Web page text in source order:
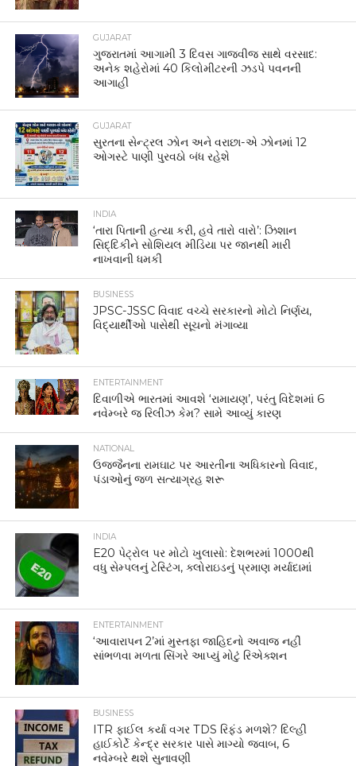
GUJARAT
ગુજરાતમાં આગામી 3 દિવસ ગાજવીજ સાથે વરસાદ:
અનેક શહેરોમાં 40 કિલોમીટરની ઝડપે પવનની
આગાહી
GUJARAT
સુરતના સેન્ટ્રલ ઝોન અને વરાછા-એ ઝોનમાં 12
ઓગસ્ટે પાણી પુરવઠો બંધ રહેશે
INDIA
‘તારા પિતાની હત્યા કરી, હવે તારો વારો’: ઝિશાન
સિદ્દિકીને સોશિયલ મીડિયા પર જાનથી મારી
નાખવાની ધમકી
BUSINESS
JPSC-JSSC વિવાદ વચ્ચે સરકારનો મોટો નિર્ણય,
વિદ્યાર્થીઓ પાસેથી સૂચનો મંગાવ્યા
ENTERTAINMENT
દિવાળીએ ભારતમાં આવશે ‘રામાયણ’, પરંતુ વિદેશમાં 6
નવેમ્બરે જ રિલીઝ કેમ? સામે આવ્યું કારણ
NATIONAL
ઉજ્જૈનના રામઘાટ પર આરતીના અધિકારનો વિવાદ,
પંડાઓનું જળ સત્યાગ્રહ શરૂ
INDIA
E20 પેટ્રોલ પર મોટો ખુલાસો: દેશભરમાં 1000થી
વધુ સેમ્પલનું ટેસ્ટિંગ, ક્લોરાઇડનું પ્રમાણ મર્યાદામાં
ENTERTAINMENT
‘આવારાપન 2’માં મુસ્તફા જાહિદનો અવાજ નહીં
સાંભળવા મળતા સિંગરે આપ્યું મોટું રિએક્શન
BUSINESS
ITR ફાઈલ કર્યા વગર TDS રિફંડ મળશે? દિલ્હી
હાઈકોર્ટે કેન્દ્ર સરકાર પાસે માગ્યો જવાબ, 6
નવેમ્બરે થશે સુનાવણી